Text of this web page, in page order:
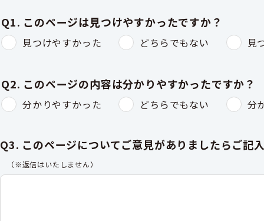
Q1. このページは見つけやすかったですか？
見つけやすかった どちらでもない 見
Q2. このページの内容は分かりやすかったですか？
分かりやすかった どちらでもない 分
Q3. このページについてご意見がありましたらご記
（※返信はいたしません）